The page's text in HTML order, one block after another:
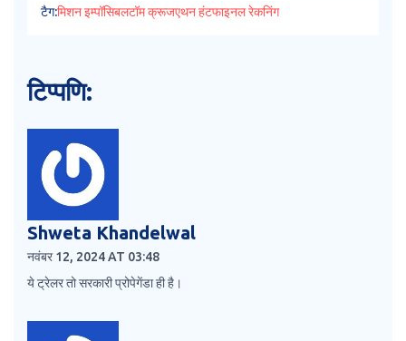
टैग:मिशन इम्पॉसिबलटॉम क्रूजएथन हंटफाइनल रेकनिंग
टिप्पणि:
Shweta Khandelwal
नवंबर 12, 2024 AT 03:48
ये ट्रेलर तो सरकारी प्रोपेगेंडा ही है।